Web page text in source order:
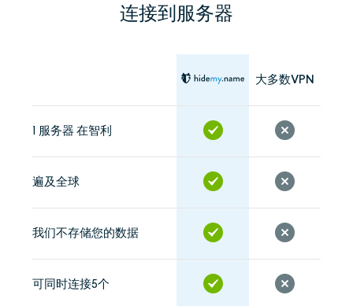
连接到服务器
大多数VPN
1 服务器 在智利
遍及全球
我们不存储您的数据
可同时连接5个